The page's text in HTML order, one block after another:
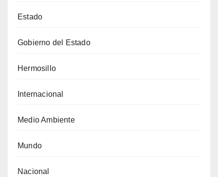
Estado
Gobierno del Estado
Hermosillo
Internacional
Medio Ambiente
Mundo
Nacional